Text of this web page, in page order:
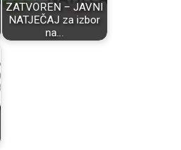
ZATVOREN – JAVNI
NATJEČAJ za izbor
na…